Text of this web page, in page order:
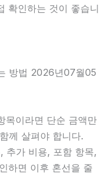
확인하는 것이 좋습니
방법 2026년07월05
목이라면 단순 금액만
께 살펴야 합니다.
추가 비용, 포함 항목,
하면 이후 혼선을 줄